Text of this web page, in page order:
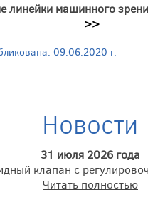
линейки машинного
>>
09.06.2020 г.
Новости
31 июля 2026 года
клапан с
Читать полностью